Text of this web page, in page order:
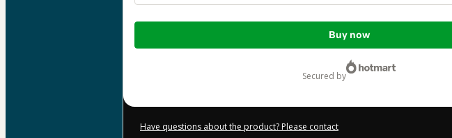
Total
Buy now
secured by
Have questions about the product? Please contact